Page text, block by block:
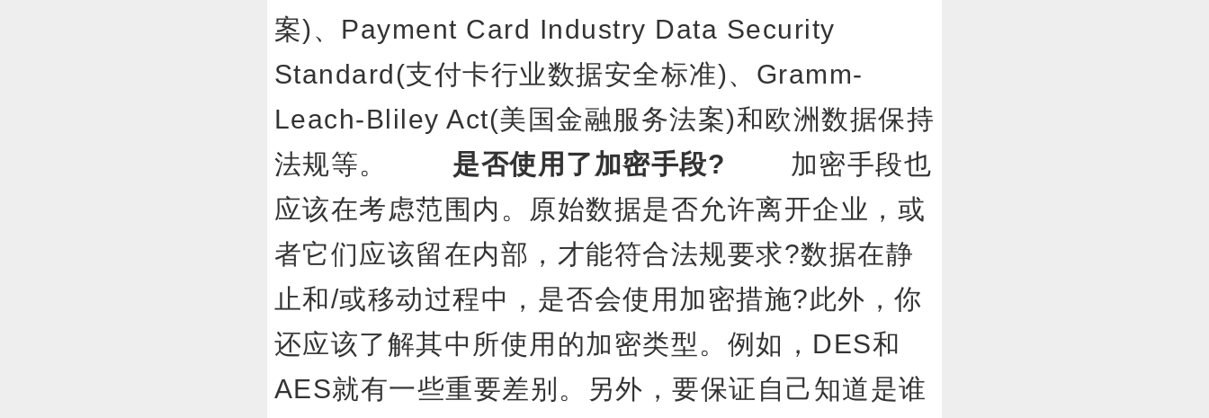
案)、Payment Card Industry Data Security
Standard(支付卡行业数据安全标准)、Gramm-
Leach-Bliley Act(美国金融服务法案)和欧洲数据保持
法规等。 是否使用了加密手段? 加密手段也
应该在考虑范围内。原始数据是否允许离开企业，或
者它们应该留在内部，才能符合法规要求?数据在静
止和/或移动过程中，是否会使用加密措施?此外，你
还应该了解其中所使用的加密类型。例如，DES和
AES就有一些重要差别。另外，要保证自己知道是谁